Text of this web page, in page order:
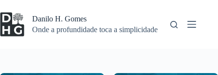
para
o
conteúdo
Danilo H. Gomes
Onde a profundidade toca a simplicidade